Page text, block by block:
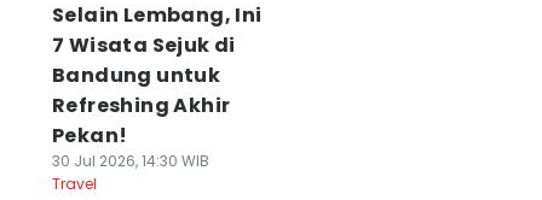
Selain Lembang, Ini
7 Wisata Sejuk di
Bandung untuk
Refreshing Akhir
Pekan!
30 Jul 2026, 14:30 WIB
Travel